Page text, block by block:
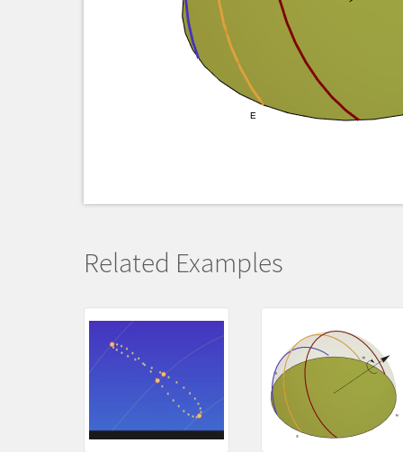
Related Examples